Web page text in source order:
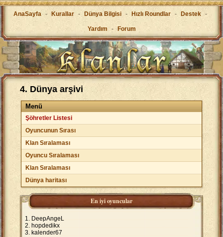
AnaSayfa - Kurallar - Dünya Bilgisi - Hızlı Roundlar - Destek -
Yardım - Forum
4. Dünya arşivi
Menü
Şöhretler Listesi
Oyuncunun Sırası
Klan Sıralaması
Oyuncu Sıralaması
Klan Sıralaması
Dünya haritası
En iyi oyuncular
DeepAngeL
hopdedikx
kalender67